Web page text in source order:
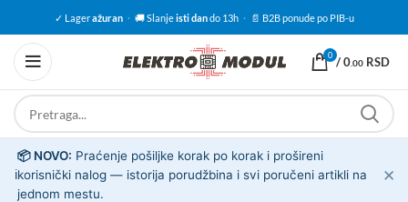
✓ Lageražuran · 🚚 Slanjeisti dando 13h · 📄 B2B ponude po PIB-u
0 /0.00 RSD
ℹ️
📦 NOVO: Praćenje pošiljke korak po korak i prošireni
korisnički nalog — istorija porudžbina i svi poručeni artikli na
jednom mestu.
✕